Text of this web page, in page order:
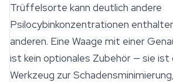
Trüffelsorte kann deutlich andere
Psilocybinkonzentrationen
anderen. Eine Waage mit einer
ist kein optionales Zubehör — sie ist
Werkzeug zur